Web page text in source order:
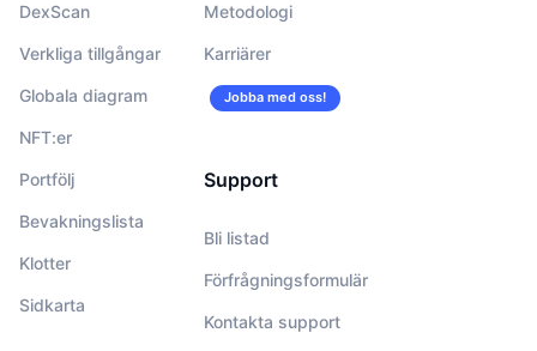
DexScan
Verkliga tillgångar
Globala diagram
NFT:er
Portfölj
Bevakningslista
Klotter
Sidkarta
Metodologi
Karriärer
Jobba med oss!
Support
Bli listad
Förfrågningsformulär
Kontakta support